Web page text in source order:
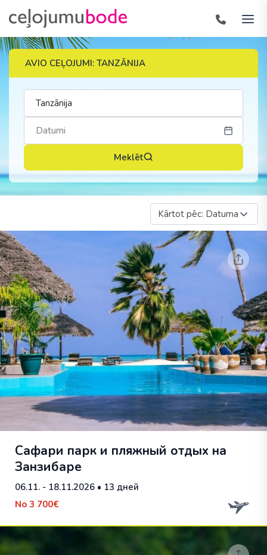
AVIO CEĻOJUMI: TANZĀNIJA
Meklēt
Kārtot pēc: Datuma
Cафари парк и пляжный отдых на
Занзибаре
06.11. - 18.11.2026 • 13 дней
No 3 700€